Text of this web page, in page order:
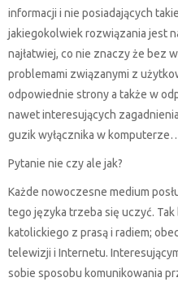
informacji i nie posiadających
jakiegokolwiek rozwiązania jest
najłatwiej, co nie znaczy że bez
problemami związanymi z
odpowiednie strony a także w
nawet interesujących
guzik wyłącznika w
Pytanie nie czy ale jak?
Każde nowoczesne medium
tego języka trzeba się uczyć. Tak
katolickiego z prasą i radiem;
telewizji i Internetu.
sobie sposobu komunikowania